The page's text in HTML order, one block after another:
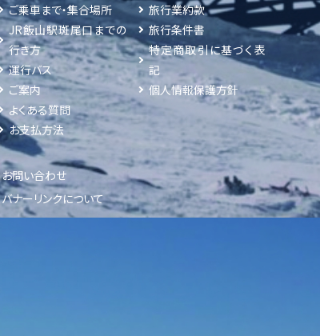
ご乗車まで・集合場所
JR飯山駅斑尾口までの
行き方
運行バス
ご案内
よくある質問
お支払方法
旅行業約款
旅行条件書
特定商取引に基づく表
記
個人情報保護方針
お問い合わせ
バナーリンクについて